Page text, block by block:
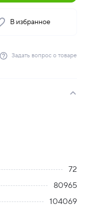
В избранное
Задать вопрос о товаре
72
80965
104069